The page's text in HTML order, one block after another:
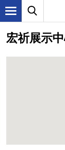
宏祈展示